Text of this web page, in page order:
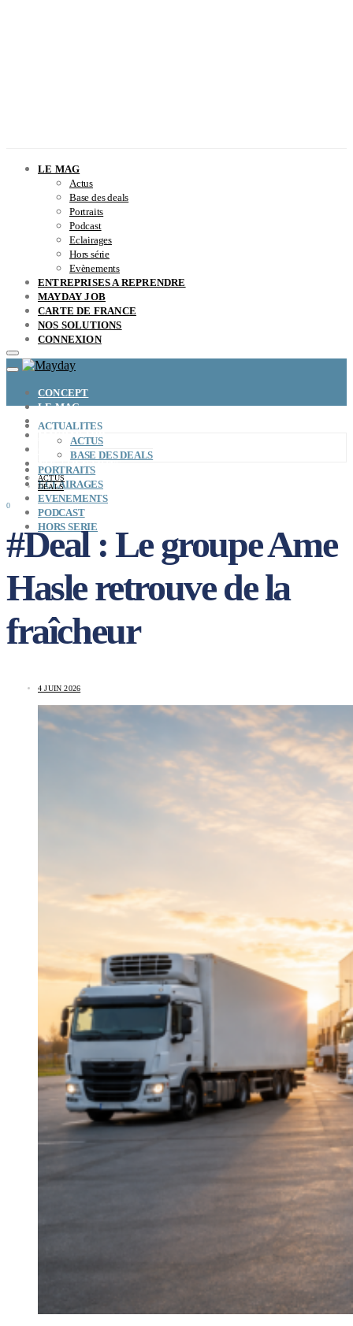
LE MAG
Actus
Base des deals
Portraits
Podcast
Eclairages
Hors série
Evènements
ENTREPRISES A REPRENDRE
MAYDAY JOB
CARTE DE FRANCE
NOS SOLUTIONS
CONNEXION
CONCEPT
LE MAG
ENTREPRISES A REPRENDRE
MAYDAY JOB
CARTE DE FRANCE
NOS SOLUTIONS
CONNEXION
0
ACTUALITES
ACTUS
BASE DES DEALS
PORTRAITS
ECLAIRAGES
EVENEMENTS
PODCAST
HORS SERIE
ACTUS
DEALS
#Deal : Le groupe Ame
Hasle retrouve de la
fraîcheur
4 JUIN 2026